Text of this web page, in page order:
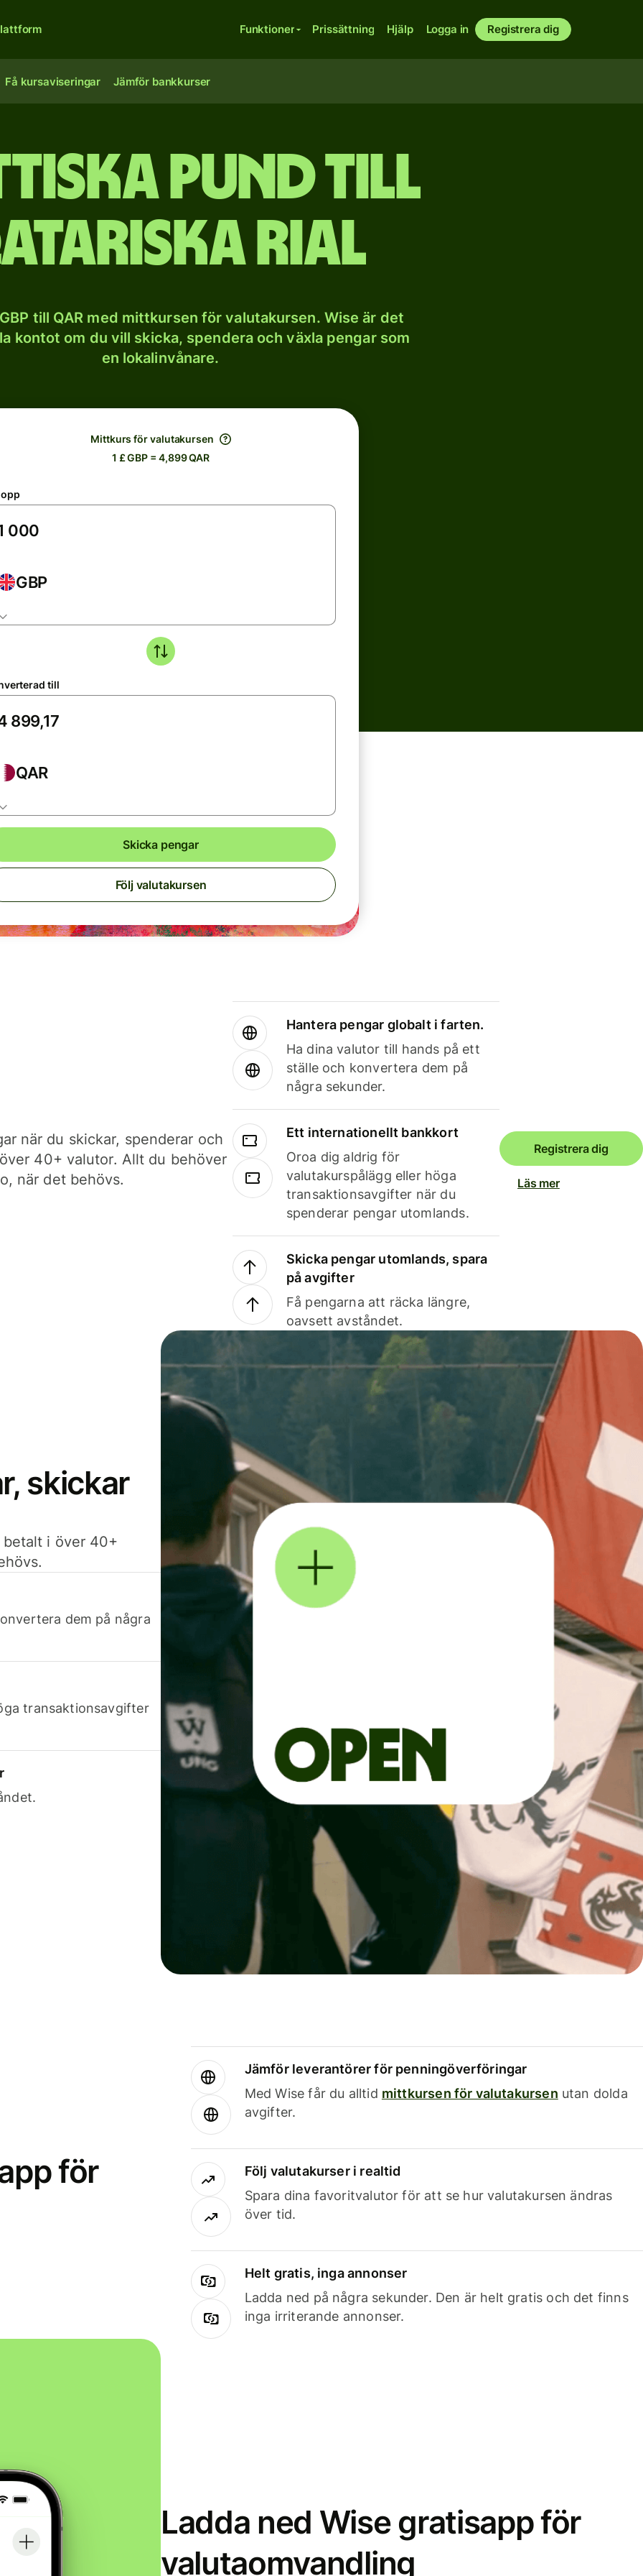
Funktioner Prissättning Hjälp Logga in Registrera dig
Få kursaviseringar Jämför bankkurser
pund till
rial
till QAR med mittkursen för valutakursen. Wise är det
kontot om du vill skicka, spendera och växla pengar som
en lokalinvånare.
Mittkurs för valutakursen
1 £ GBP = 4,899 QAR
GBP
till
QAR
Skicka pengar
Följ valutakursen
när du skickar, spenderar och
40+ valutor. Allt du behöver
när det behövs.
Hantera pengar globalt i farten.
Ha dina valutor till hands på ett
ställe och konvertera dem på
några sekunder.
Ett internationellt bankkort
Oroa dig aldrig för
valutakurspålägg eller höga
transaktionsavgifter när du
spenderar pengar utomlands.
Skicka pengar utomlands, spara
på avgifter
Få pengarna att räcka längre,
oavsett avståndet.
Registrera dig
Läs mer
skickar
betalt i över 40+
dem på några
transaktionsavgifter
för
Jämför leverantörer för penningöverföringar
Med Wise får du alltid mittkursen för valutakursen utan dolda
avgifter.
Följ valutakurser i realtid
Spara dina favoritvalutor för att se hur valutakursen ändras
över tid.
Helt gratis, inga annonser
Ladda ned på några sekunder. Den är helt gratis och det finns
inga irriterande annonser.
Ladda ned Wise gratisapp för
valutaomvandling